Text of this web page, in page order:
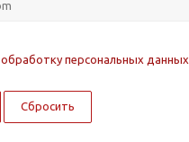
обработку персональных данных
Сбросить